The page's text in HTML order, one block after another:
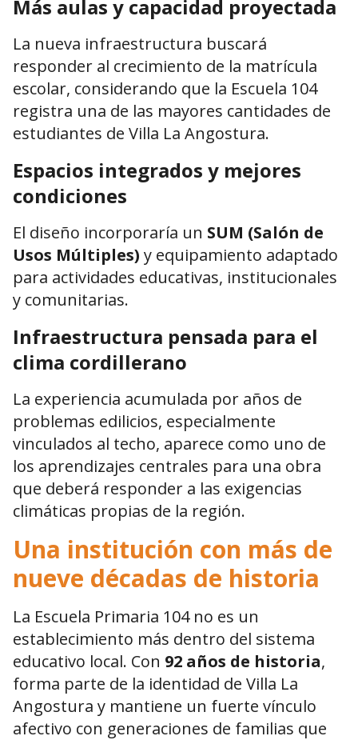
Más aulas y capacidad proyectada
La nueva infraestructura buscará
responder al crecimiento de la matrícula
escolar, considerando que la Escuela 104
registra una de las mayores cantidades de
estudiantes de Villa La Angostura.
Espacios integrados y mejores
condiciones
El diseño incorporaría un SUM (Salón de
Usos Múltiples) y equipamiento adaptado
para actividades educativas, institucionales
y comunitarias.
Infraestructura pensada para el
clima cordillerano
La experiencia acumulada por años de
problemas edilicios, especialmente
vinculados al techo, aparece como uno de
los aprendizajes centrales para una obra
que deberá responder a las exigencias
climáticas propias de la región.
Una institución con más de
nueve décadas de historia
La Escuela Primaria 104 no es un
establecimiento más dentro del sistema
educativo local. Con 92 años de historia,
forma parte de la identidad de Villa La
Angostura y mantiene un fuerte vínculo
afectivo con generaciones de familias que